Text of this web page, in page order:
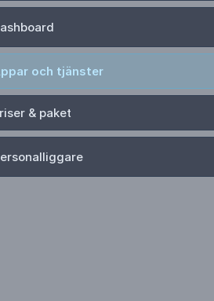
och tjänster
& paket